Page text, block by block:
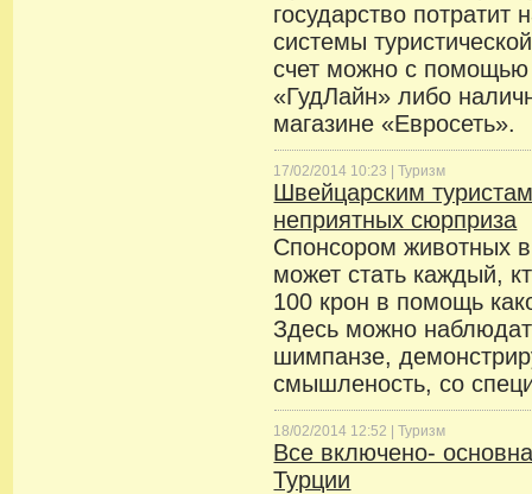
государство потратит
системы
счет можно с помощью
«ГудЛайн» либо
магазине «Евросеть».
17/02/2014 10:23 |Туризм
Швейцарским
неприятных сюрприза
Спонсором животных
может стать каждый,
100 крон в помощь
Здесь можно
шимпанзе,
смышленость, со
18/02/2014 12:52 |Туризм
Все включено-
Турции